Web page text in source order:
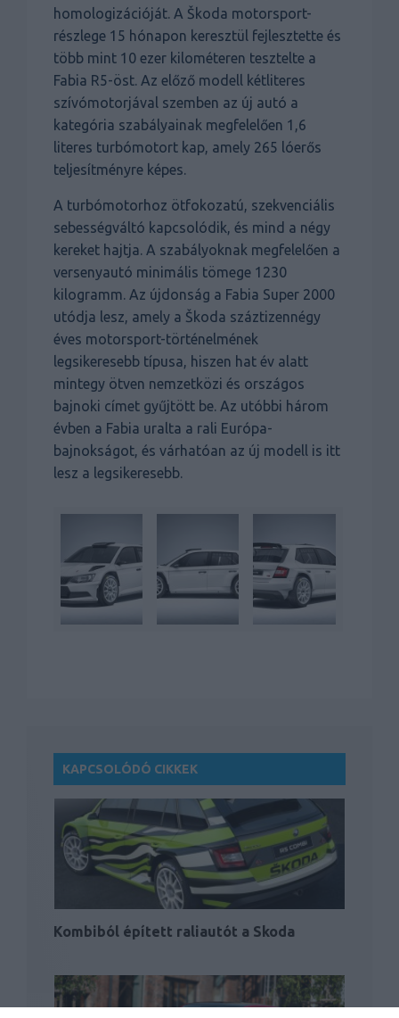
homologizációját. A Škoda motorsport-
részlege 15 hónapon keresztül fejlesztette és
több mint 10 ezer kilométeren tesztelte a
Fabia R5-öst. Az előző modell kétliteres
szívómotorjával szemben az új autó a
kategória szabályainak megfelelően 1,6
literes turbómotort kap, amely 265 lóerős
teljesítményre képes.
A turbómotorhoz ötfokozatú, szekvenciális
sebességváltó kapcsolódik, és mind a négy
kereket hajtja. A szabályoknak megfelelően a
versenyautó minimális tömege 1230
kilogramm. Az újdonság a Fabia Super 2000
utódja lesz, amely a Škoda száztizennégy
éves motorsport-történelmének
legsikeresebb típusa, hiszen hat év alatt
mintegy ötven nemzetközi és országos
bajnoki címet gyűjtött be. Az utóbbi három
évben a Fabia uralta a rali Európa-
bajnokságot, és várhatóan az új modell is itt
lesz a legsikeresebb.
KAPCSOLÓDÓ CIKKEK
Kombiból épített raliautót a Skoda